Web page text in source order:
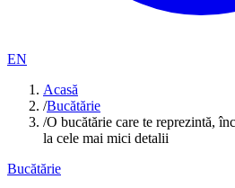
EN
Acasă
/Bucătărie
/O bucătărie care te reprezintă,
la cele mai mici detalii
Bucătărie